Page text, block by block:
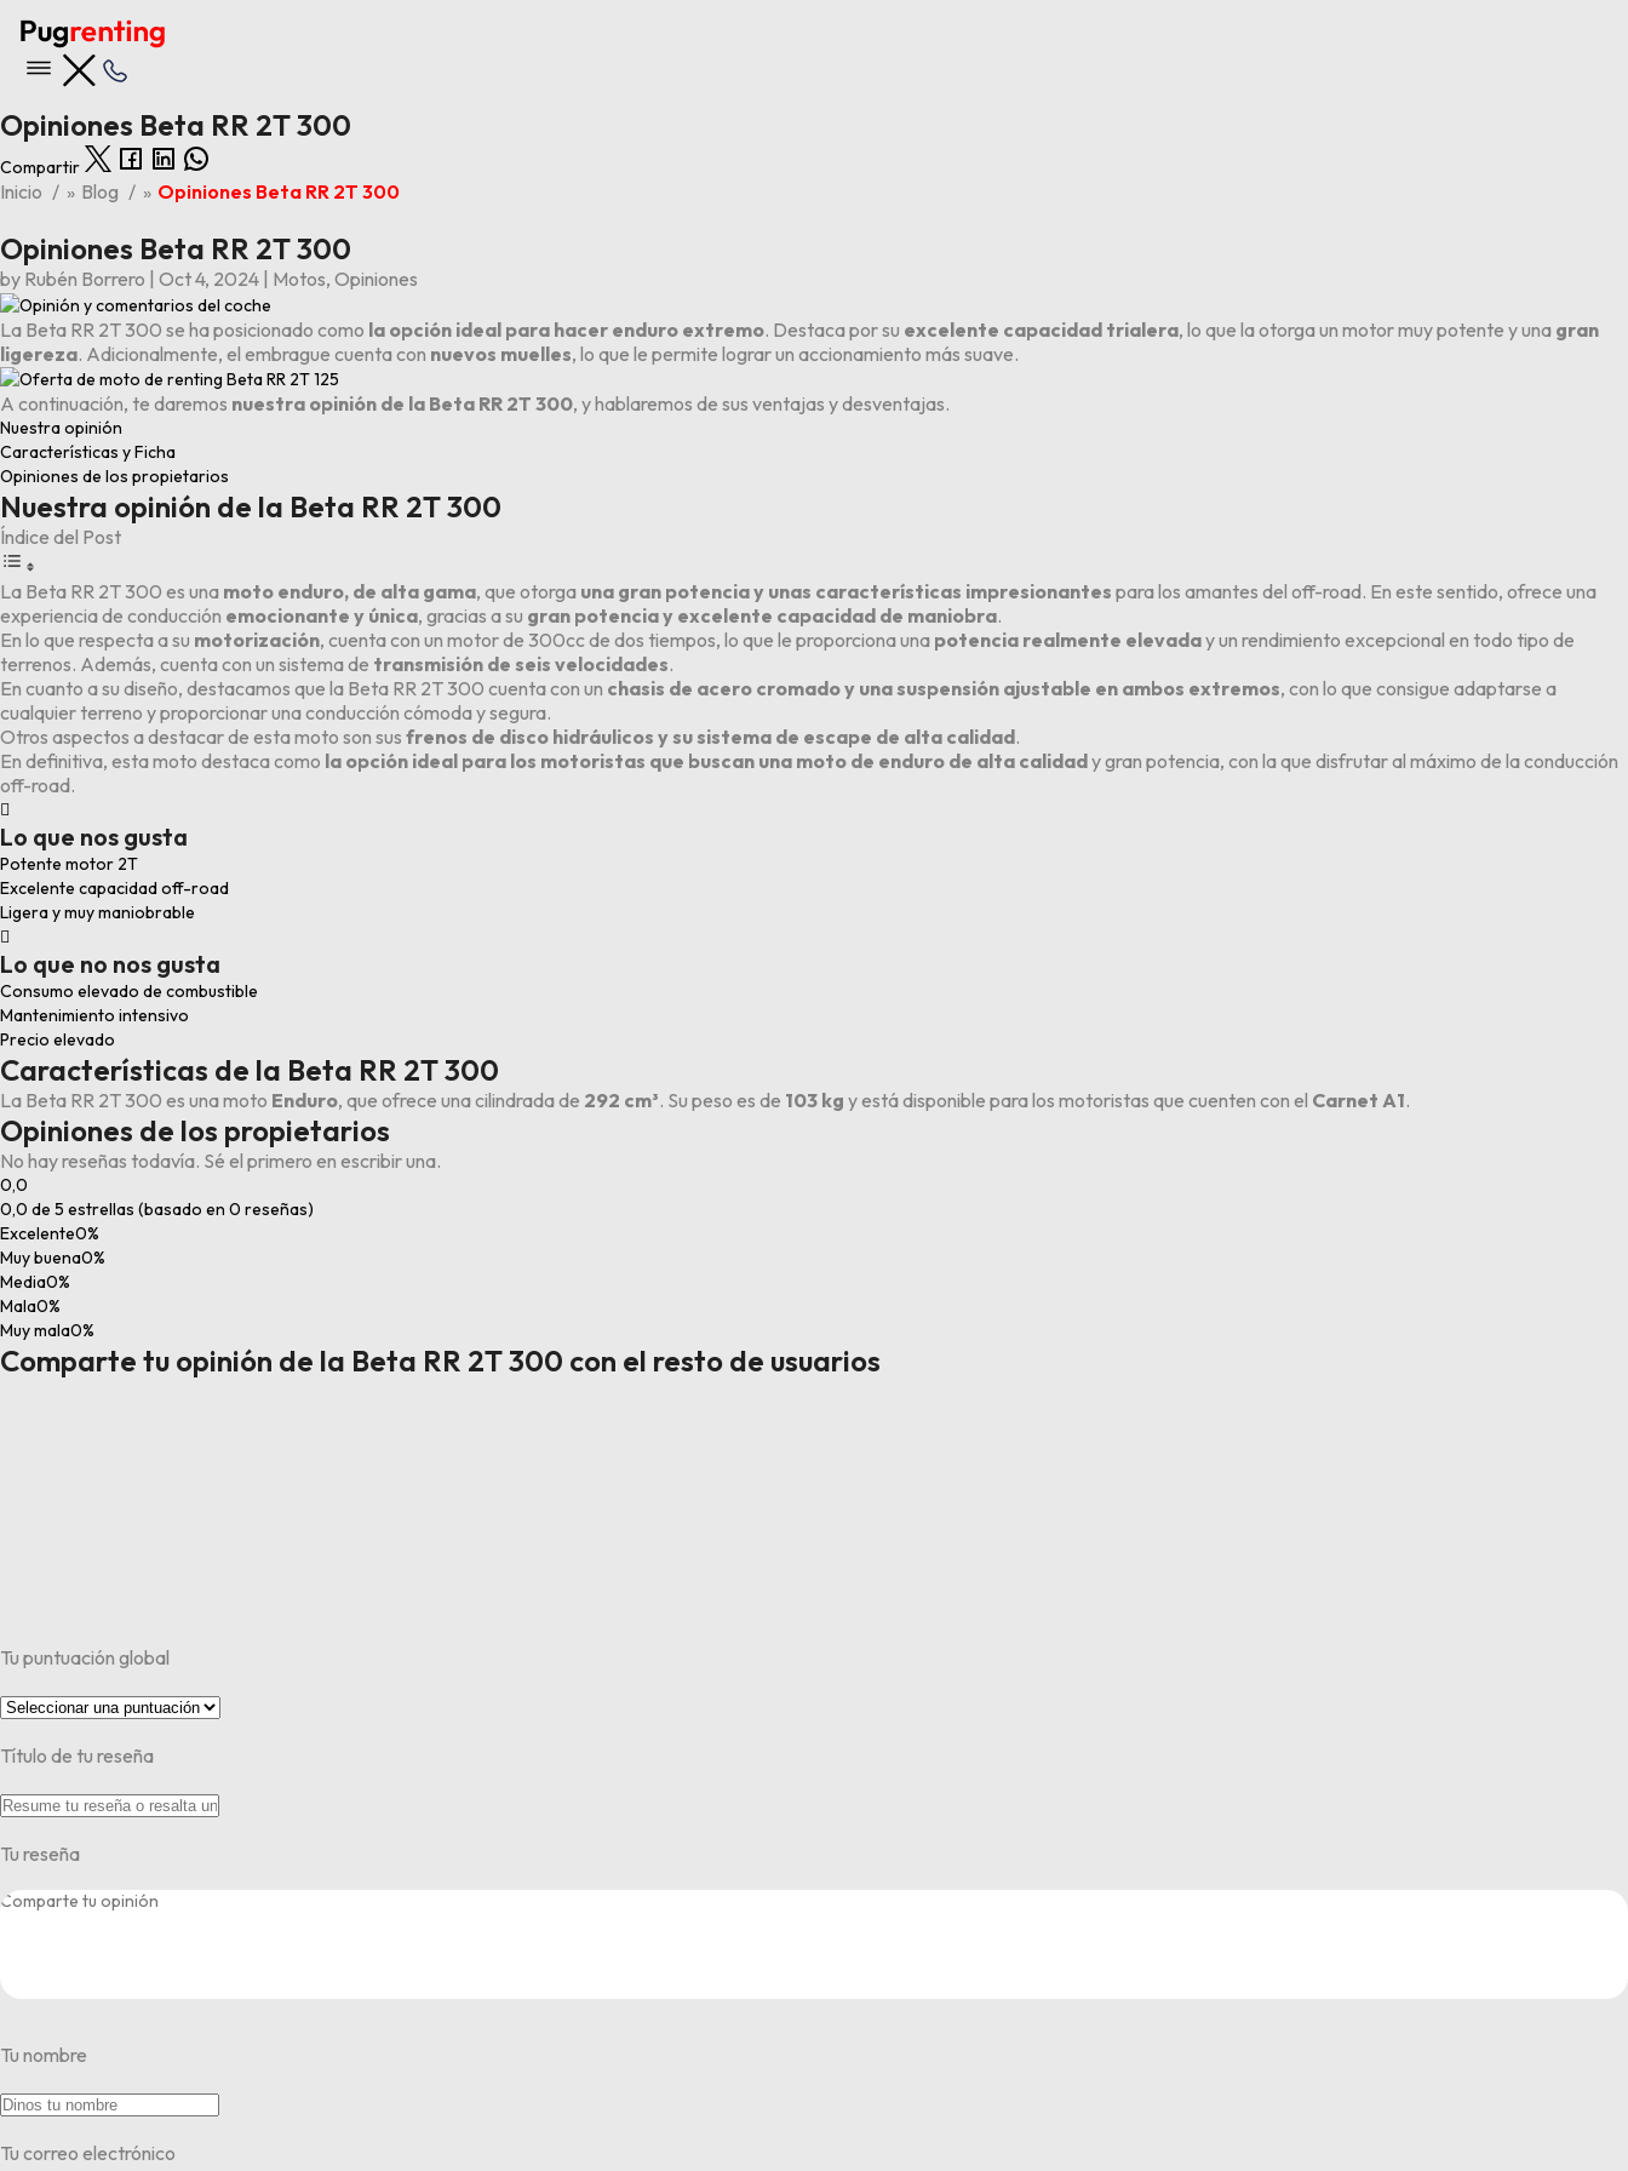
Opiniones Beta RR 2T 300
Nuestras ofertas
Ver todas las ofertas
Últimas 5 entradas del blog
Opiniones BYD Tang
Los 6 problemas y averías principales del Kia Stonic
Los 4 problemas y averías principales del BMW X1
Los 6 problemas y averías principales del Audi A3
Opiniones Volkswagen ID.3
Compartir
Inicio » Blog » Opiniones Beta RR 2T 300
Opiniones Beta RR 2T 300
by Rubén Borrero Oct 4, 2024 Motos, Opiniones
La Beta RR 2T 300 se ha posicionado como la opción ideal para hacer enduro extremo. Destaca por su excelente capacidad trialera, lo que la otorga un motor muy potente y una gran
ligereza. Adicionalmente, el embrague cuenta con nuevos muelles, lo que le permite lograr un accionamiento más suave.
A continuación, te daremos nuestra opinión de la Beta RR 2T 300, y hablaremos de sus ventajas y desventajas.
Nuestra opinión
Características y Ficha
Opiniones de los propietarios
Nuestra opinión de la Beta RR 2T 300
Índice del Post
La Beta RR 2T 300 es una moto enduro, de alta gama, que otorga una gran potencia y unas características impresionantes para los amantes del off-road. En este sentido, ofrece una
experiencia de conducción emocionante y única, gracias a su gran potencia y excelente capacidad de maniobra.
En lo que respecta a su motorización, cuenta con un motor de 300cc de dos tiempos, lo que le proporciona una potencia realmente elevaday un rendimiento excepcional en todo tipo de
terrenos. Además, cuenta con un sistema de transmisión de seis velocidades.
En cuanto a su diseño, destacamos que la Beta RR 2T 300 cuenta con un chasis de acero cromado y una suspensión ajustable en ambos extremos, con lo que consigue adaptarse a
cualquier terreno y proporcionar una conducción cómoda y segura.
Otros aspectos a destacar de esta moto son sus frenos de disco hidráulicos y su sistema de escape de alta calidad.
En definitiva, esta moto destaca como la opción ideal para los motoristas que buscan una moto de enduro de alta calidady gran potencia, con la que disfrutar al máximo de la conducción
off-road.

Lo que nos gusta
Potente motor 2T
Excelente capacidad off-road
Ligera y muy maniobrable

Lo que no nos gusta
Consumo elevado de combustible
Mantenimiento intensivo
Precio elevado
Características de la Beta RR 2T 300
La Beta RR 2T 300 es una moto Enduro, que ofrece una cilindrada de 292 cm³. Su peso es de 103 kg y está disponible para los motoristas que cuenten con el Carnet A1.
Opiniones de los propietarios
No hay reseñas todavía. Sé el primero en escribir una.
0,0
0,0 de 5 estrellas (basado en 0 reseñas)
Excelente0%
Muy buena0%
Media0%
Mala0%
Muy mala0%
Comparte tu opinión de la Beta RR 2T 300 con el resto de usuarios
Tu puntuación global
Título de tu reseña
Tu reseña
Tu nombre
Tu correo electrónico